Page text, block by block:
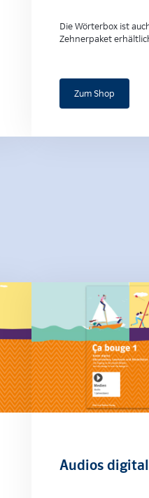
Die Wörterbox ist
Zehnerpaket
Zum Shop
Audios